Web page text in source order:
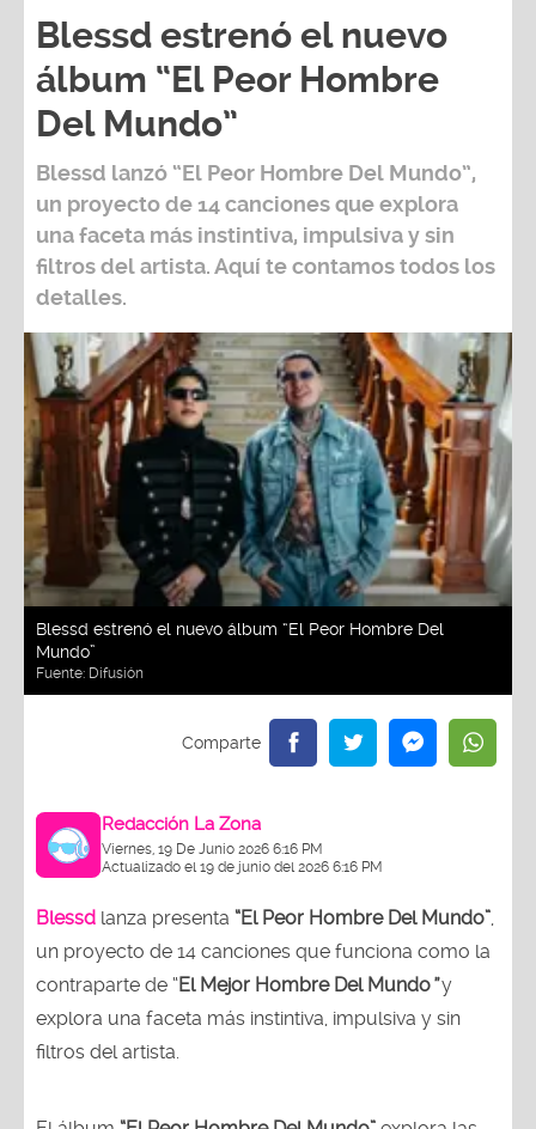
Blessd estrenó el nuevo
álbum “El Peor Hombre
Del Mundo”
Blessd lanzó “El Peor Hombre Del Mundo”,
un proyecto de 14 canciones que explora
una faceta más instintiva, impulsiva y sin
filtros del artista. Aquí te contamos todos los
detalles.
Blessd estrenó el nuevo álbum “El Peor Hombre Del
Mundo”
Fuente: Difusión
Redacción La Zona
Viernes, 19 De Junio 2026 6:16 PM
Actualizado el 19 de junio del 2026 6:16 PM
Blessd lanza presenta “El Peor Hombre Del Mundo”,
un proyecto de 14 canciones que funciona como la
contraparte de “El Mejor Hombre Del Mundo”y
explora una faceta más instintiva, impulsiva y sin
filtros del artista.